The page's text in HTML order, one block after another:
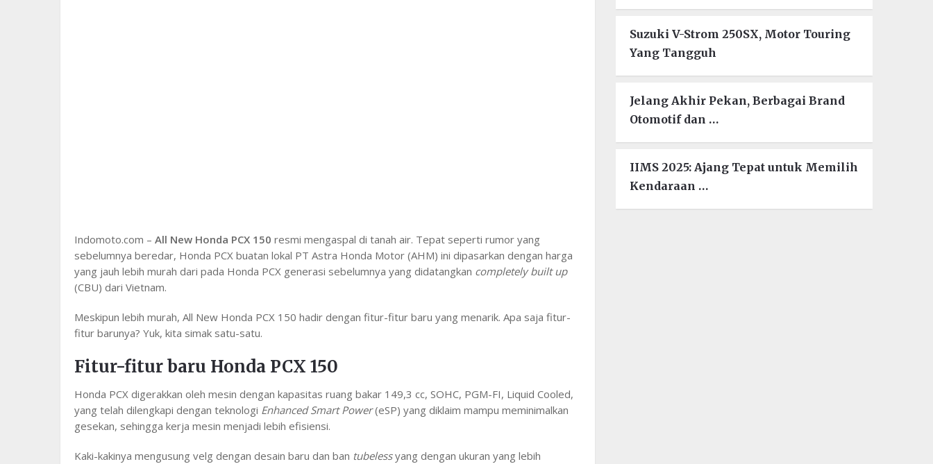
Indomoto.com – All New Honda PCX 150 resmi mengaspal di tanah air. Tepat seperti rumor yang
sebelumnya beredar, Honda PCX buatan lokal PT Astra Honda Motor (AHM) ini dipasarkan dengan harga
yang jauh lebih murah dari pada Honda PCX generasi sebelumnya yang didatangkan completely built up
(CBU) dari Vietnam.
Meskipun lebih murah, All New Honda PCX 150 hadir dengan fitur-fitur baru yang menarik. Apa saja fitur-
fitur barunya? Yuk, kita simak satu-satu.
Fitur-fitur baru Honda PCX 150
Honda PCX digerakkan oleh mesin dengan kapasitas ruang bakar 149,3 cc, SOHC, PGM-FI, Liquid Cooled,
yang telah dilengkapi dengan teknologi Enhanced Smart Power(eSP) yang diklaim mampu meminimalkan
gesekan, sehingga kerja mesin menjadi lebih efisiensi.
Kaki-kakinya mengusung velg dengan desain baru dan ban tubelessyang dengan ukuran yang lebih
Suzuki V-Strom 250SX, Motor Touring
Yang Tangguh
Jelang Akhir Pekan, Berbagai Brand
Otomotif dan …
IIMS 2025: Ajang Tepat untuk Memilih
Kendaraan …